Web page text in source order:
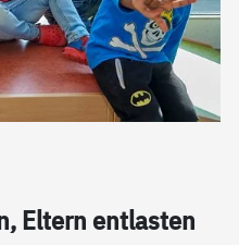
El­tern ent­las­ten